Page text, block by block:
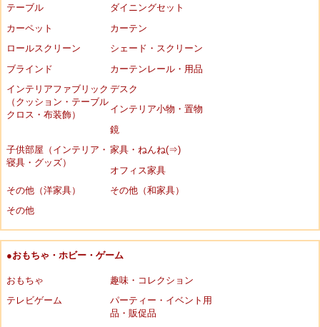
テーブル
ダイニングセット
カーペット
カーテン
ロールスクリーン
シェード・スクリーン
ブラインド
カーテンレール・用品
インテリアファブリック
（クッション・テーブル
クロス・布装飾）
デスク
インテリア小物・置物
鏡
子供部屋（インテリア・
寝具・グッズ）
家具・ねんね(⇒)
オフィス家具
その他（洋家具）
その他（和家具）
その他
●おもちゃ・ホビー・ゲーム
おもちゃ
趣味・コレクション
テレビゲーム
パーティー・イベント用
品・販促品